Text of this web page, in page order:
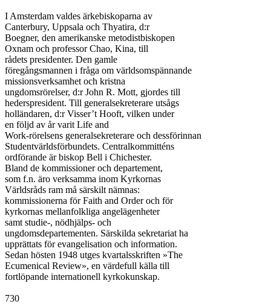
I Amsterdam valdes ärkebiskoparna av
Canterbury, Uppsala och Thyatira, d:r
Boegner, den amerikanske metodistbiskopen
Oxnam och professor Chao, Kina, till
rådets presidenter. Den gamle
föregångsmannen i fråga om världsomspännande
missionsverksamhet och kristna
ungdomsrörelser, d:r John R. Mott, gjordes till
hederspresident. Till generalsekreterare utsågs
holländaren, d:r Visser’t Hooft, vilken under
en följd av år varit Life and
Work-rörelsens generalsekreterare och dessförinnan
Studentvärldsförbundets. Centralkommitténs
ordförande är biskop Bell i Chichester.
Bland de kommissioner och departement,
som f.n. äro verksamma inom Kyrkornas
Världsråds ram må särskilt nämnas:
kommissionerna för Faith and Order och för
kyrkornas mellanfolkliga angelägenheter
samt studie-, nödhjälps- och
ungdomsdepartementen. Särskilda sekretariat ha
upprättats för evangelisation och information.
Sedan hösten 1948 utges kvartalsskriften »The
Ecumenical Review», en värdefull källa till
fortlöpande internationell kyrkokunskap.
730